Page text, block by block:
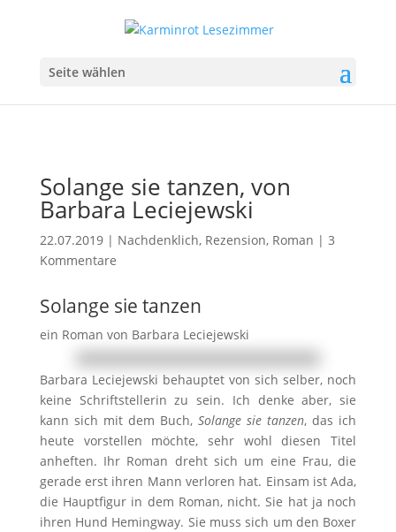
Seite wählen
Solange sie tanzen, von
Barbara Leciejewski
22.07.2019| Nachdenklich, Rezension, Roman | 3
Kommentare
Solange sie tanzen
ein Roman von Barbara Leciejewski
Barbara Leciejewski behauptet von sich selber, noch
keine Schriftstellerin zu sein. Ich denke aber, sie
kann sich mit dem Buch,Solange sie tanzen, das ich
heute vorstellen möchte, sehr wohl diesen Titel
anheften. Ihr Roman dreht sich um eine Frau, die
gerade erst ihren Mann verloren hat. Einsam ist Ada,
die Hauptfigur in dem Roman, nicht. Sie hat ja noch
ihren Hund Hemingway. Sie muss sich um den Boxer